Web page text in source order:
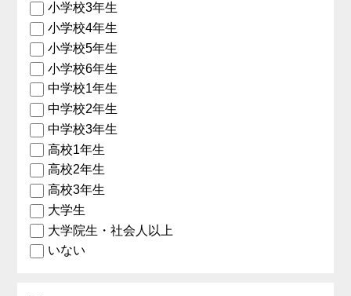
小学校3年生
小学校4年生
小学校5年生
小学校6年生
中学校1年生
中学校2年生
中学校3年生
高校1年生
高校2年生
高校3年生
大学生
大学院生・社会人以上
いない